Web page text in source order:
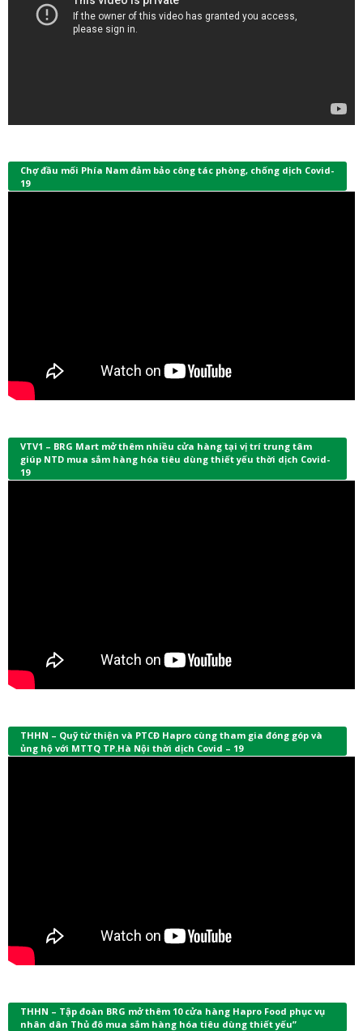
Chợ đầu mối Phía Nam đảm bảo công tác phòng, chống dịch Covid-
19
VTV1 – BRG Mart mở thêm nhiều cửa hàng tại vị trí trung tâm
giúp NTD mua sắm hàng hóa tiêu dùng thiết yếu thời dịch Covid-
19
THHN – Quỹ từ thiện và PTCĐ Hapro cùng tham gia đóng góp và
ủng hộ với MTTQ TP.Hà Nội thời dịch Covid – 19
THHN – Tập đoàn BRG mở thêm 10 cửa hàng Hapro Food phục vụ
nhân dân Thủ đô mua sắm hàng hóa tiêu dùng thiết yếu”